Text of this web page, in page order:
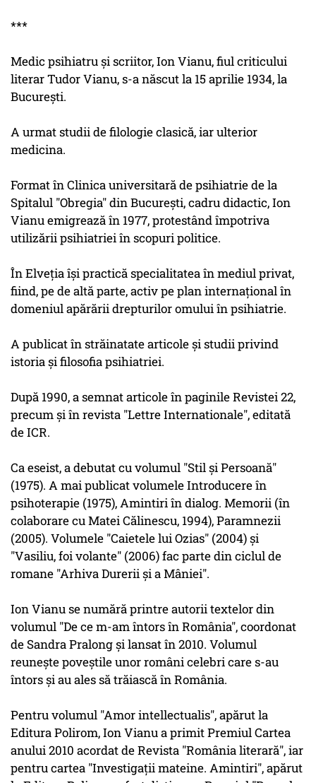
***
Medic psihiatru şi scriitor, Ion Vianu, fiul criticului
literar Tudor Vianu, s-a născut la 15 aprilie 1934, la
Bucureşti.
A urmat studii de filologie clasică, iar ulterior
medicina.
Format în Clinica universitară de psihiatrie de la
Spitalul "Obregia" din Bucureşti, cadru didactic, Ion
Vianu emigrează în 1977, protestând împotriva
utilizării psihiatriei în scopuri politice.
În Elveţia îşi practică specialitatea în mediul privat,
fiind, pe de altă parte, activ pe plan internaţional în
domeniul apărării drepturilor omului în psihiatrie.
A publicat în străinatate articole şi studii privind
istoria şi filosofia psihiatriei.
După 1990, a semnat articole în paginile Revistei 22,
precum şi în revista "Lettre Internationale", editată
de ICR.
Ca eseist, a debutat cu volumul "Stil şi Persoană"
(1975). A mai publicat volumele Introducere în
psihoterapie (1975), Amintiri în dialog. Memorii (în
colaborare cu Matei Călinescu, 1994), Paramnezii
(2005). Volumele "Caietele lui Ozias" (2004) şi
"Vasiliu, foi volante" (2006) fac parte din ciclul de
romane "Arhiva Durerii şi a Mâniei".
Ion Vianu se numără printre autorii textelor din
volumul "De ce m-am întors în România", coordonat
de Sandra Pralong şi lansat în 2010. Volumul
reuneşte poveştile unor români celebri care s-au
întors şi au ales să trăiască în România.
Pentru volumul "Amor intellectualis", apărut la
Editura Polirom, Ion Vianu a primit Premiul Cartea
anului 2010 acordat de Revista "România literară", iar
pentru cartea "Investigaţii mateine. Amintiri", apărut